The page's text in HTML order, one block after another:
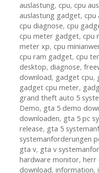
auslastung, cpu, cpu
auslastung gadget, cpu
cpu diagnose, cpu
cpu meter gadget, cpu
meter xp, cpu
cpu ram gadget, cpu
desktop, diagnose,
download, gadget cpu,
gadget cpu meter,
grand theft auto 5
Demo, gta 5 demo
downloaden, gta 5 pc
release, gta 5
systemanforderungen
gta v, gta v
hardware monitor, herr
download, information,